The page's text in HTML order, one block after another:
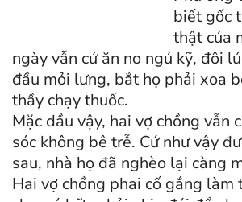
biết gốc
thật của
ngày vẫn cứ ăn no ngủ kỹ, đôi
đầu mỏi lưng, bắt họ phải xoa
thầy chạy thuốc.
Mặc dầu vậy, hai vợ chồng vẫn
sóc không bê trễ. Cứ như vậy
sau, nhà họ đã nghèo lại càng
Hai vợ chồng phai cố gắng làm